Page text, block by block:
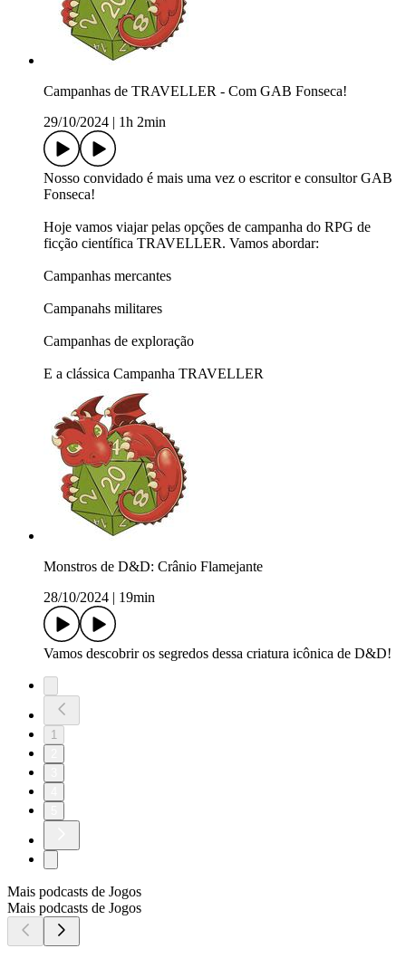
Campanhas de TRAVELLER - Com GAB Fonseca!
29/10/2024
1h 2min
Nosso convidado é mais uma vez o escritor e consultor GAB
Fonseca!
Hoje vamos viajar pelas opções de campanha do RPG de
ficção científica TRAVELLER. Vamos abordar:
Campanhas mercantes
Campanahs militares
Campanhas de exploração
E a clássica Campanha TRAVELLER
Monstros de D&D: Crânio Flamejante
28/10/2024
19min
Vamos descobrir os segredos dessa criatura icônica de D&D!
1
Mais podcasts de Jogos
Mais podcasts de Jogos